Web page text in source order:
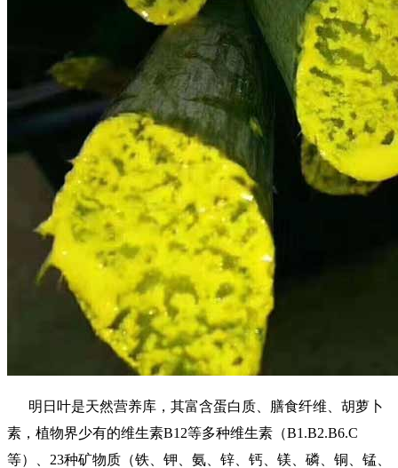
明日叶是天然营养库，其富含蛋白质、膳食纤维、胡萝卜
素，植物界少有的维生素B12等多种维生素（B1.B2.B6.C
等）、23种矿物质（铁、钾、氨、锌、钙、镁、磷、铜、锰、